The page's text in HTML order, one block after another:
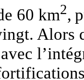
60 km2,
Alors